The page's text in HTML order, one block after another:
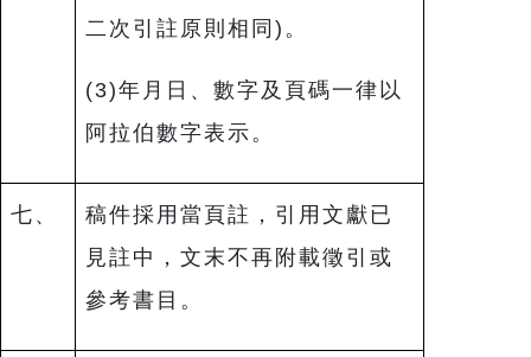
二次引註原則相同)。
(3)年月日、數字及頁碼一律以
阿拉伯數字表示。
七、
稿件採用當頁註，引用文獻已
見註中，文末不再附載徵引或
參考書目。